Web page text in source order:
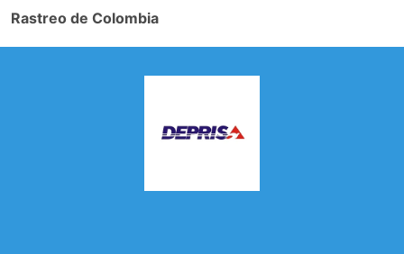
Rastreo de Colombia